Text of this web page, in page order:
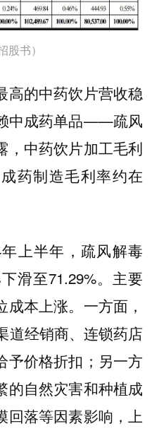
股书）
高的中药饮片营收稳
中成药单品——疏风
，中药饮片加工毛利
药制造毛利率约在
上半年，疏风解毒
滑至71.29%。主要
本上涨。一方面，
道经销商、连锁药店
予价格折扣；另一方
的自然灾害和种植成
回落等因素影响，上